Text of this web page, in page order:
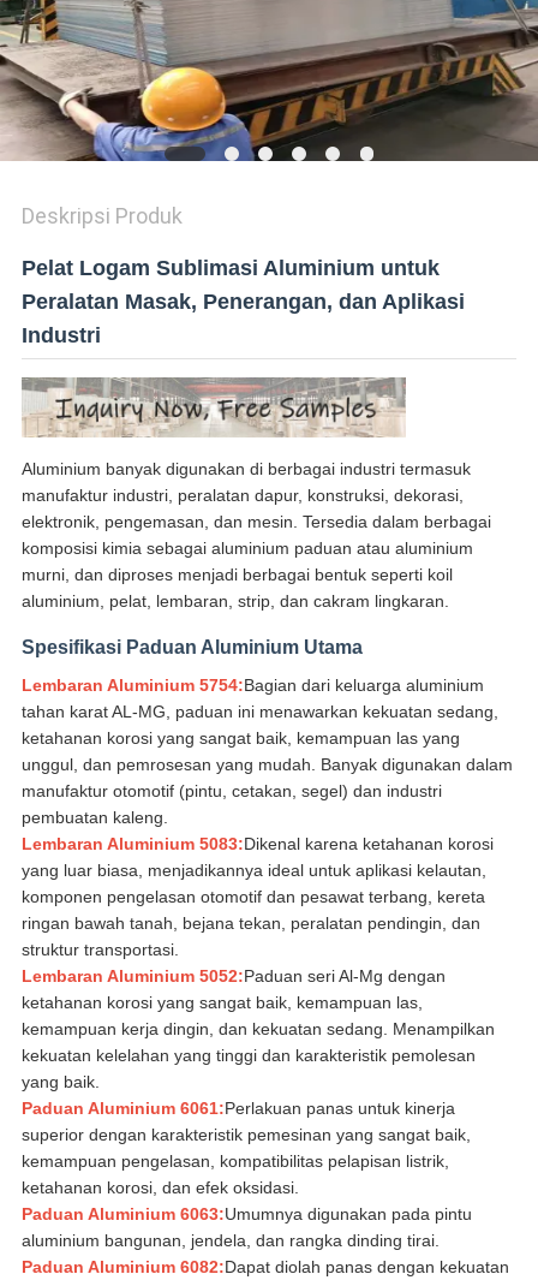
Deskripsi Produk
Pelat Logam Sublimasi Aluminium untuk
Peralatan Masak, Penerangan, dan Aplikasi
Industri
Aluminium banyak digunakan di berbagai industri termasuk
manufaktur industri, peralatan dapur, konstruksi, dekorasi,
elektronik, pengemasan, dan mesin. Tersedia dalam berbagai
komposisi kimia sebagai aluminium paduan atau aluminium
murni, dan diproses menjadi berbagai bentuk seperti koil
aluminium, pelat, lembaran, strip, dan cakram lingkaran.
Spesifikasi Paduan Aluminium Utama
Lembaran Aluminium 5754:Bagian dari keluarga aluminium
tahan karat AL-MG, paduan ini menawarkan kekuatan sedang,
ketahanan korosi yang sangat baik, kemampuan las yang
unggul, dan pemrosesan yang mudah. Banyak digunakan dalam
manufaktur otomotif (pintu, cetakan, segel) dan industri
pembuatan kaleng.
Lembaran Aluminium 5083:Dikenal karena ketahanan korosi
yang luar biasa, menjadikannya ideal untuk aplikasi kelautan,
komponen pengelasan otomotif dan pesawat terbang, kereta
ringan bawah tanah, bejana tekan, peralatan pendingin, dan
struktur transportasi.
Lembaran Aluminium 5052:Paduan seri Al-Mg dengan
ketahanan korosi yang sangat baik, kemampuan las,
kemampuan kerja dingin, dan kekuatan sedang. Menampilkan
kekuatan kelelahan yang tinggi dan karakteristik pemolesan
yang baik.
Paduan Aluminium 6061:Perlakuan panas untuk kinerja
superior dengan karakteristik pemesinan yang sangat baik,
kemampuan pengelasan, kompatibilitas pelapisan listrik,
ketahanan korosi, dan efek oksidasi.
Paduan Aluminium 6063:Umumnya digunakan pada pintu
aluminium bangunan, jendela, dan rangka dinding tirai.
Paduan Aluminium 6082:Dapat diolah panas dengan kekuatan